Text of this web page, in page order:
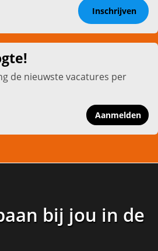
Inschrijven
de nieuwste vacatures per
Aanmelden
bij jou in de